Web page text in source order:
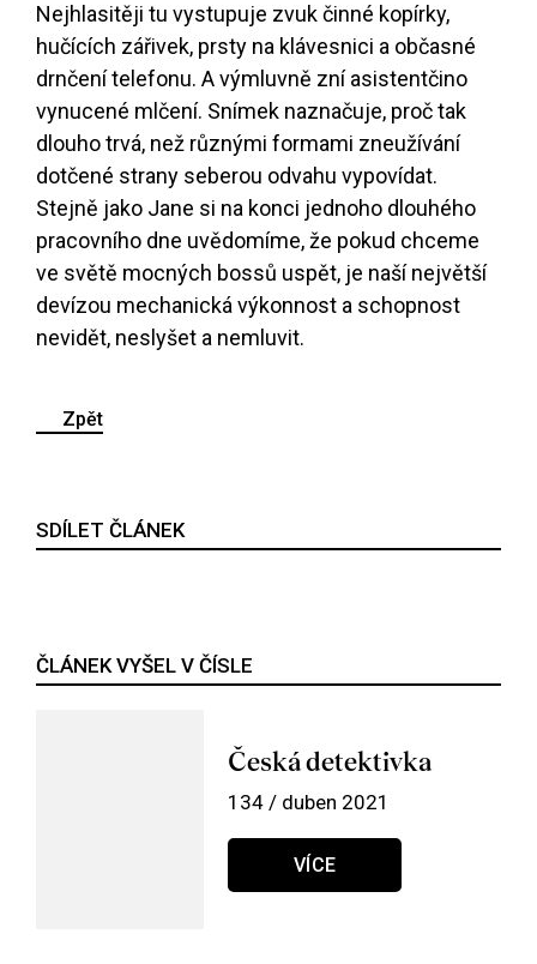
Nejhlasitěji tu vystupuje zvuk činné kopírky,
hučících zářivek, prsty na klávesnici a občasné
drnčení telefonu. A výmluvně zní asistentčino
vynucené mlčení. Snímek naznačuje, proč tak
dlouho trvá, než různými formami zneužívání
dotčené strany seberou odvahu vypovídat.
Stejně jako Jane si na konci jednoho dlouhého
pracovního dne uvědomíme, že pokud chceme
ve světě mocných bossů uspět, je naší největší
devízou mechanická výkonnost a schopnost
nevidět, neslyšet a nemluvit.
Zpět
SDÍLET ČLÁNEK
ČLÁNEK VYŠEL V ČÍSLE
Česká detektivka
134 / duben 2021
VÍCE